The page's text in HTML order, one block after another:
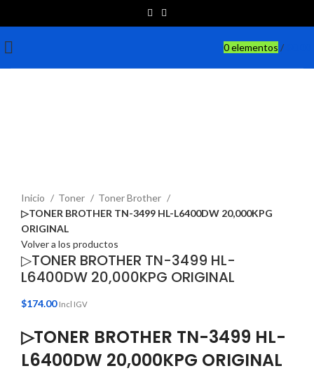
0elementos /
Inicio
Toner
Toner Brother
▷TONER BROTHER TN-3499 HL-L6400DW 20,000KPG
ORIGINAL
Volver a los productos
▷TONER BROTHER TN-3499 HL-
L6400DW 20,000KPG ORIGINAL
$174.00 Incl IGV
▷TONER BROTHER TN-3499 HL-
L6400DW 20,000KPG ORIGINAL